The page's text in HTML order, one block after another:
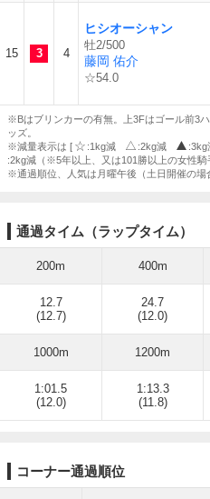
15 3 4
ヒシオーシャン
牡2/500
藤岡 佑介
☆54.0
※Bはブリンカーの有無。上3Fはゴール前3
ッズ。
※減量表示は [
:1kg減 :2kg減
:2kg減（※5年以上、又は101勝以上の女性騎
※通過順位、人気は月曜午後（土日開催の場
通過タイム（ラップタイム）
200m 400m
12.7
(12.7)
24.7
(12.0)
1000m 1200m
1:01.5
(12.0)
1:13.3
(11.8)
コーナー通過順位